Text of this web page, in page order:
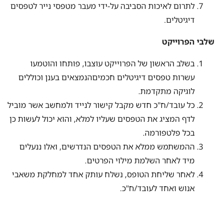
לתרום לאיכות הסביבה על-ידי מעבר מטפסי נייר לטפסים
דיגיטלים.
שלבי הפרוייקט
בשלב הראשון של הפרוייקט עוצבו, פותחו והוטמעו
עשרות טפסים דיגיטלים חכמיםהנמצאים בענן וכוללים
לוגיקה מתקדמת.
כל עובד/ח"כ חדש מקבל קישור לנייד ולמחשב אשר מוביל
לדף המציג את הטפסים שעליו למלא, והוא יכול לעשות כן
בכל פלטפורמה.
ההמשתמש ממלא את הטפסים הנדרשים, ואלו ננעלים
מיד לאחר השלמת מילוי הפרטים.
לאחר שליחת הטופס, נשלח עותק אחד למחלקת משאבי
אנוש ואחד לעובד/ח"כ.